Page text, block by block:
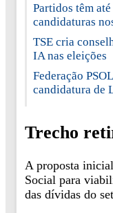
Partidos têm
candidaturas
TSE cria
IA nas eleições
Federação
candidatura de
Trecho
A proposta
Social para
das dívidas do